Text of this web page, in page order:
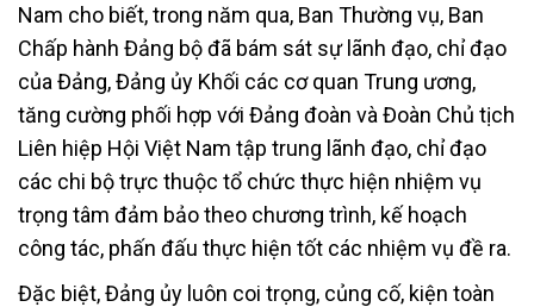
Nam cho biết, trong năm qua, Ban Thường vụ, Ban
Chấp hành Đảng bộ đã bám sát sự lãnh đạo, chỉ đạo
của Đảng, Đảng ủy Khối các cơ quan Trung ương,
tăng cường phối hợp với Đảng đoàn và Đoàn Chủ tịch
Liên hiệp Hội Việt Nam tập trung lãnh đạo, chỉ đạo
các chi bộ trực thuộc tổ chức thực hiện nhiệm vụ
trọng tâm đảm bảo theo chương trình, kế hoạch
công tác, phấn đấu thực hiện tốt các nhiệm vụ đề ra.
Đặc biệt, Đảng ủy luôn coi trọng, củng cố, kiện toàn